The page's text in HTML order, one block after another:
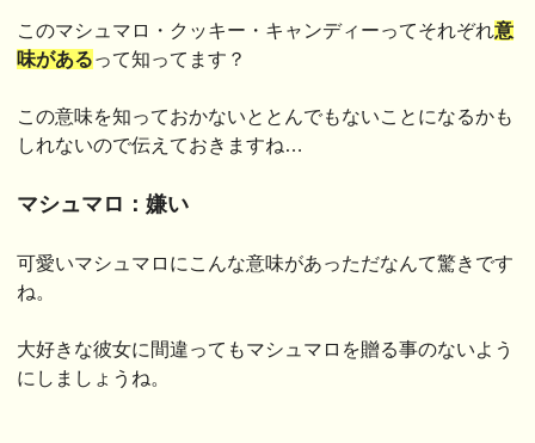
このマシュマロ・クッキー・キャンディーってそれぞれ意
味があるって知ってます？
この意味を知っておかないととんでもないことになるかも
しれないので伝えておきますね…
マシュマロ：嫌い
可愛いマシュマロにこんな意味があっただなんて驚きです
ね。
大好きな彼女に間違ってもマシュマロを贈る事のないよう
にしましょうね。